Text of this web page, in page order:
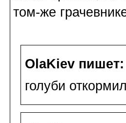
том-же
OlaKiev пишет:
голуби